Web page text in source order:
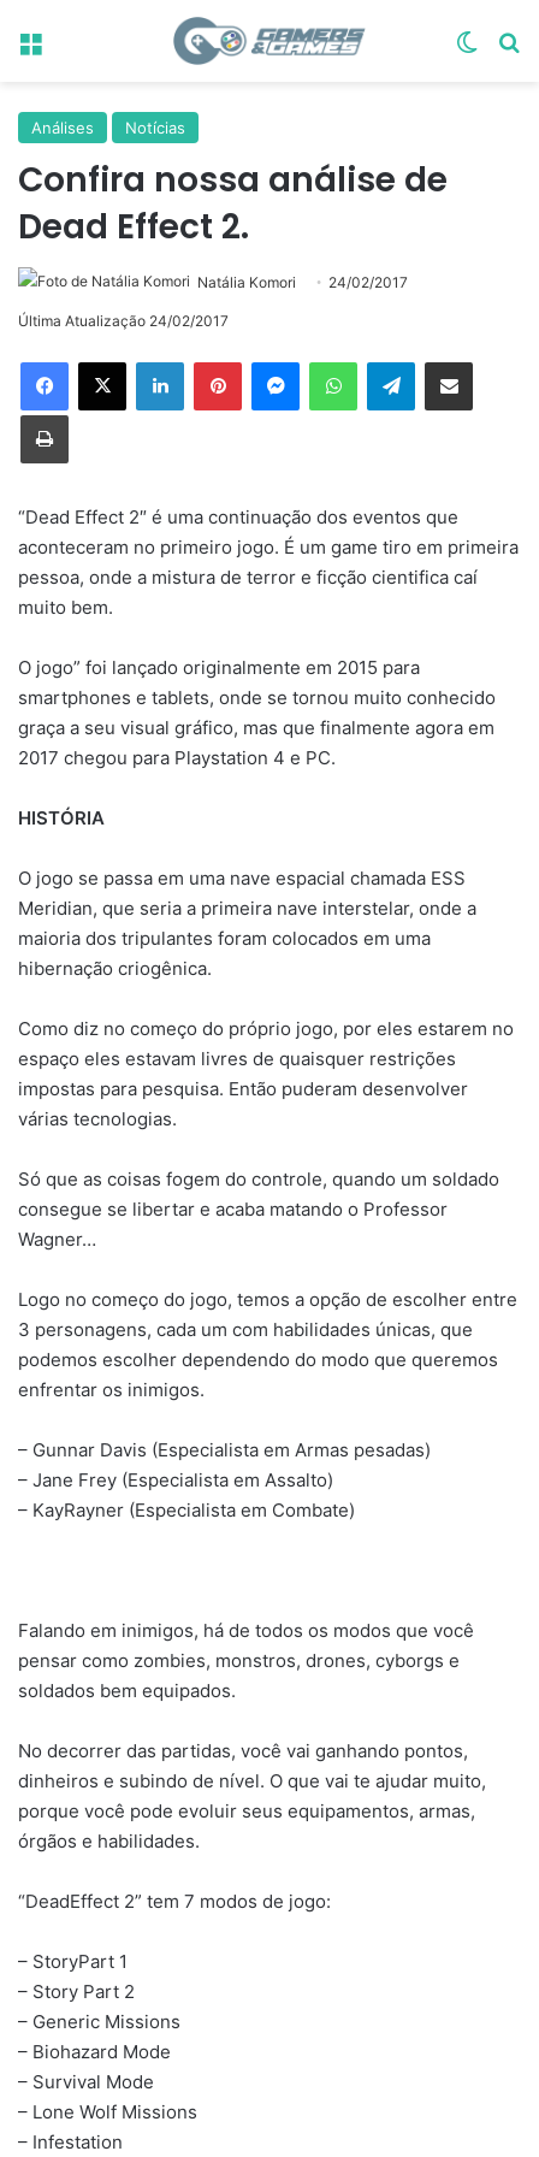
Menu
Análises Notícias
Confira nossa análise de
Dead Effect 2.
Natália Komori 24/02/2017
Última Atualização 24/02/2017
LinkedinPinterestMessengerWhatsAppTelegramCompartilhar via e-mail
Imprimir
“Dead Effect 2″ é uma continuação dos eventos que
aconteceram no primeiro jogo. É um game tiro em primeira
pessoa, onde a mistura de terror e ficção cientifica caí
muito bem.
O jogo” foi lançado originalmente em 2015 para
smartphones e tablets, onde se tornou muito conhecido
graça a seu visual gráfico, mas que finalmente agora em
2017 chegou para Playstation 4 e PC.
HISTÓRIA
O jogo se passa em uma nave espacial chamada ESS
Meridian, que seria a primeira nave interstelar, onde a
maioria dos tripulantes foram colocados em uma
hibernação criogênica.
Como diz no começo do próprio jogo, por eles estarem no
espaço eles estavam livres de quaisquer restrições
impostas para pesquisa. Então puderam desenvolver
várias tecnologias.
Só que as coisas fogem do controle, quando um soldado
consegue se libertar e acaba matando o Professor
Wagner…
Logo no começo do jogo, temos a opção de escolher entre
3 personagens, cada um com habilidades únicas, que
podemos escolher dependendo do modo que queremos
enfrentar os inimigos.
– Gunnar Davis (Especialista em Armas pesadas)
– Jane Frey (Especialista em Assalto)
– KayRayner (Especialista em Combate)
Falando em inimigos, há de todos os modos que você
pensar como zombies, monstros, drones, cyborgs e
soldados bem equipados.
No decorrer das partidas, você vai ganhando pontos,
dinheiros e subindo de nível. O que vai te ajudar muito,
porque você pode evoluir seus equipamentos, armas,
órgãos e habilidades.
“DeadEffect 2” tem 7 modos de jogo:
– StoryPart 1
– Story Part 2
– Generic Missions
– Biohazard Mode
– Survival Mode
– Lone Wolf Missions
– Infestation